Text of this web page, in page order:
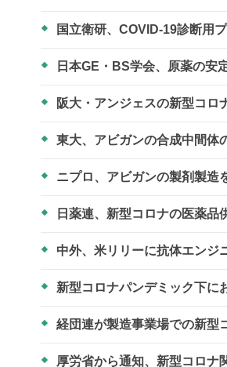
国立衛研、COVID-19診断用
日本GE・BS学会、原薬の安
阪大・アンジェスの新型コ
東大、アビガンの合成中間体
ニプロ、アビガンの製剤製造
日薬連、新型コロナの医薬
中外、米リリーに抗体エン
新型コロナパンデミック下
経団連が製造事業場での新型
厚労省から通知、新型コロ